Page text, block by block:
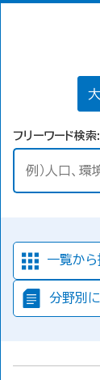
フリーワード検索
一覧から
分野別